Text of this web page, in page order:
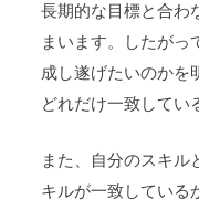
長期的な目標と合わ
まいます。したがっ
成し遂げたいのかを
どれだけ一致してい
また、自分のスキル
キルが一致している